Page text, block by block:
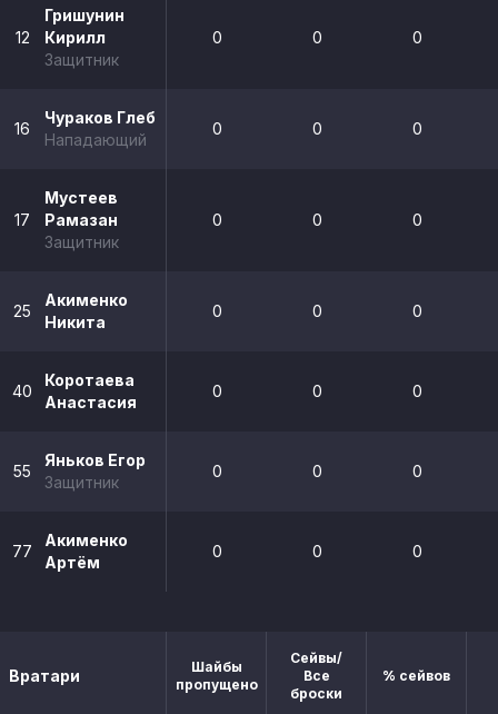
12
Гришунин
Кирилл
Защитник
0 0 0
16
Чураков Глеб
Нападающий
0 0 0
17
Мустеев
Рамазан
Защитник
0 0 0
25
Акименко
Никита
0 0 0
40
Коротаева
Анастасия
0 0 0
55
Яньков Егор
Защитник
0 0 0
77
Акименко
Артём
0 0 0
Вратари
Шайбы
пропущено
Сейвы/
Все
броски
% сейвов